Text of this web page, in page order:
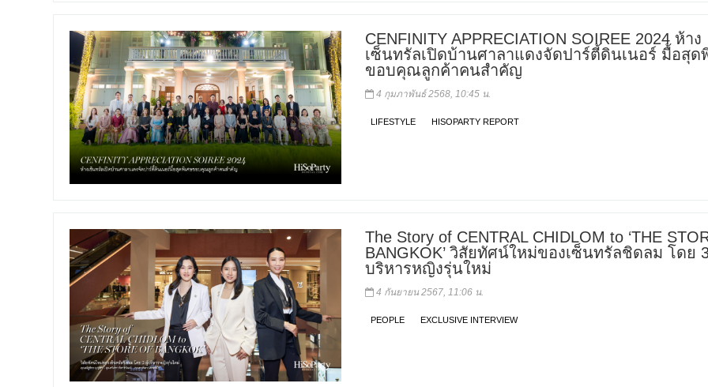
CENFINITY APPRECIATION SOIREE 2024 ห้าง
เซ็นทรัลเปิดบ้านศาลาแดงจัดปาร์ตี้ดินเนอร์ มื้อสุด
ขอบคุณลูกค้าคนสำคัญ
4 กุมภาพันธ์ 2568, 10:45 น.
LIFESTYLE HISOPARTY REPORT
The Story of CENTRAL CHIDLOM to ‘THE
BANGKOK’ วิสัยทัศน์ใหม่ของเซ็นทรัลชิดลม โดย
บริหารหญิงรุ่นใหม่
4 กันยายน 2567, 11:06 น.
PEOPLE EXCLUSIVE INTERVIEW